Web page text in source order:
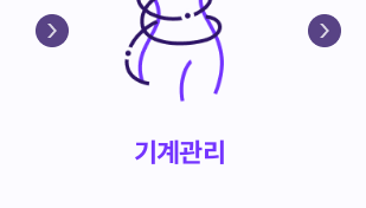
기계관리